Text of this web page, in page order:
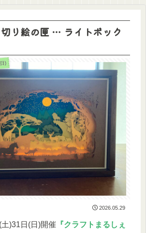
切り絵の匣 … ライトボック
)
2026.05.29
)31日(日)開催 『クラフトまるしぇ